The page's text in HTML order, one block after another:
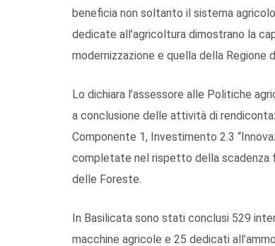
beneficia non soltanto il sistema
dedicate all’agricoltura dimostrano la
modernizzazione e quella della
Lo dichiara l’assessore alle Politiche
a conclusione delle attività di
Componente 1, Investimento 2.3
completate nel rispetto della scadenza
delle Foreste.
In Basilicata sono stati conclusi 529
macchine agricole e 25 dedicati